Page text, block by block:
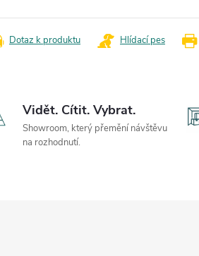
Dotaz k produktu Hlídací pes
Vidět. Cítit. Vybrat.
Showroom, který přemění návštěvu
na rozhodnutí.